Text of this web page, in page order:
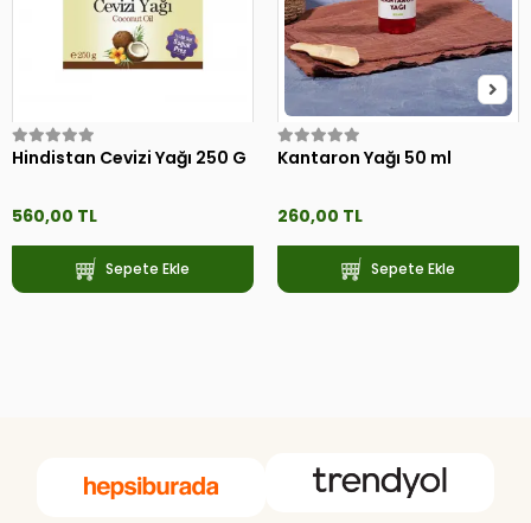
Hindistan Cevizi Yağı 250 G
560,00 TL
Sepete Ekle
Kantaron Yağı 50 ml
260,00 TL
Sepete Ekle